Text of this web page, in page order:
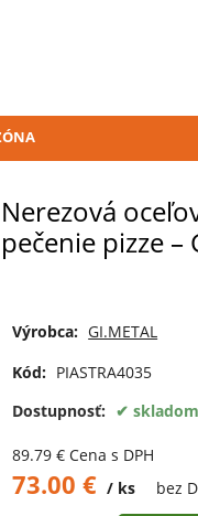
Nerezová
pečenie pizze –
Výrobca: GI.METAL
Kód: PIASTRA4035
Dostupnosť:
89.79 €Cena s DPH
73.00 € ks bez